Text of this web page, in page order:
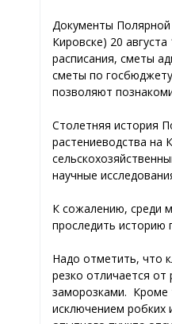
Документы Полярной
Кировске) 20
расписания, сметы
сметы по
позволяют
Столетняя история
растениеводства на
научные
К сожалению, среди
проследить
Надо отметить, что
резко отличается
заморозками. Кроме
исключением робких